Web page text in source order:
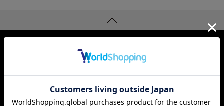
ショッピングガイド よくある質問